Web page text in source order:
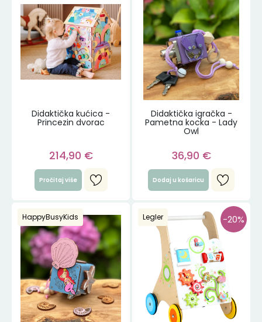
Didaktička kućica -
Princezin dvorac
214,90 €
Pročitaj više
Didaktička igračka -
Pametna kocka - Lady
Owl
36,90 €
Dodaj u košaricu
HappyBusyKids Legler -20%